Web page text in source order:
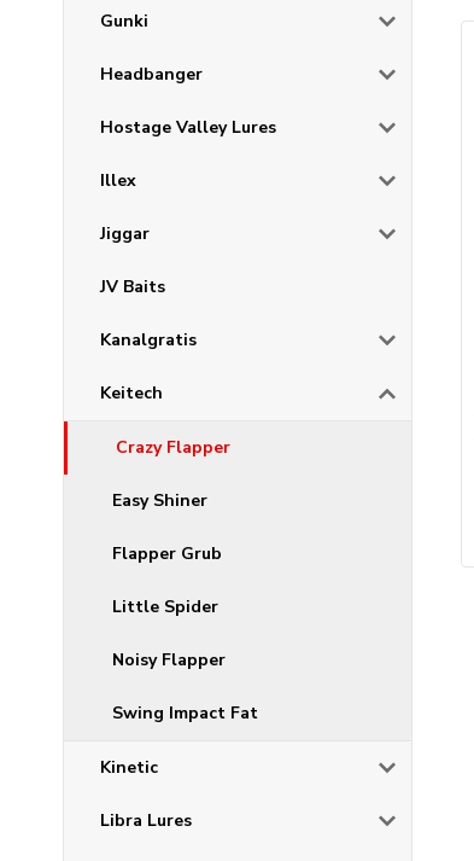
Gunki
Headbanger
Hostage Valley Lures
Illex
Jiggar
JV Baits
Kanalgratis
Keitech
Crazy Flapper
Easy Shiner
Flapper Grub
Little Spider
Noisy Flapper
Swing Impact Fat
Kinetic
Libra Lures